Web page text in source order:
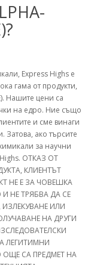
Express Highs е
гама от продукти,
Нашите цени са
на едро. Ние също
и сме винаги
Затова, ако търсите
за научни
Highs. ОТКАЗ ОТ
КЛИЕНТЪТ
НЕ Е ЗА ЧОВЕШКА
НЕ ТРЯБВА ДА СЕ
ИЛИ
НА ДРУГИ
ЛЕГИТИМНИ
СА ПРЕДМЕТ НА